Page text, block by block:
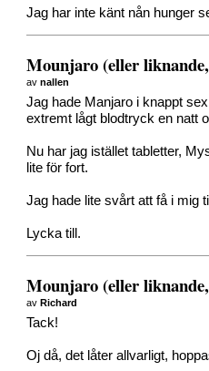
Jag har inte känt nån hunger
Mounjaro (eller
avnallen
Jag hade Manjaro i knappt
extremt lågt blodtryck en natt
Nu har jag istället tabletter,
lite för fort.
Jag hade lite svårt att få i mig
Lycka till.
Mounjaro (eller
av Richard
Tack!
Oj då, det låter allvarligt,